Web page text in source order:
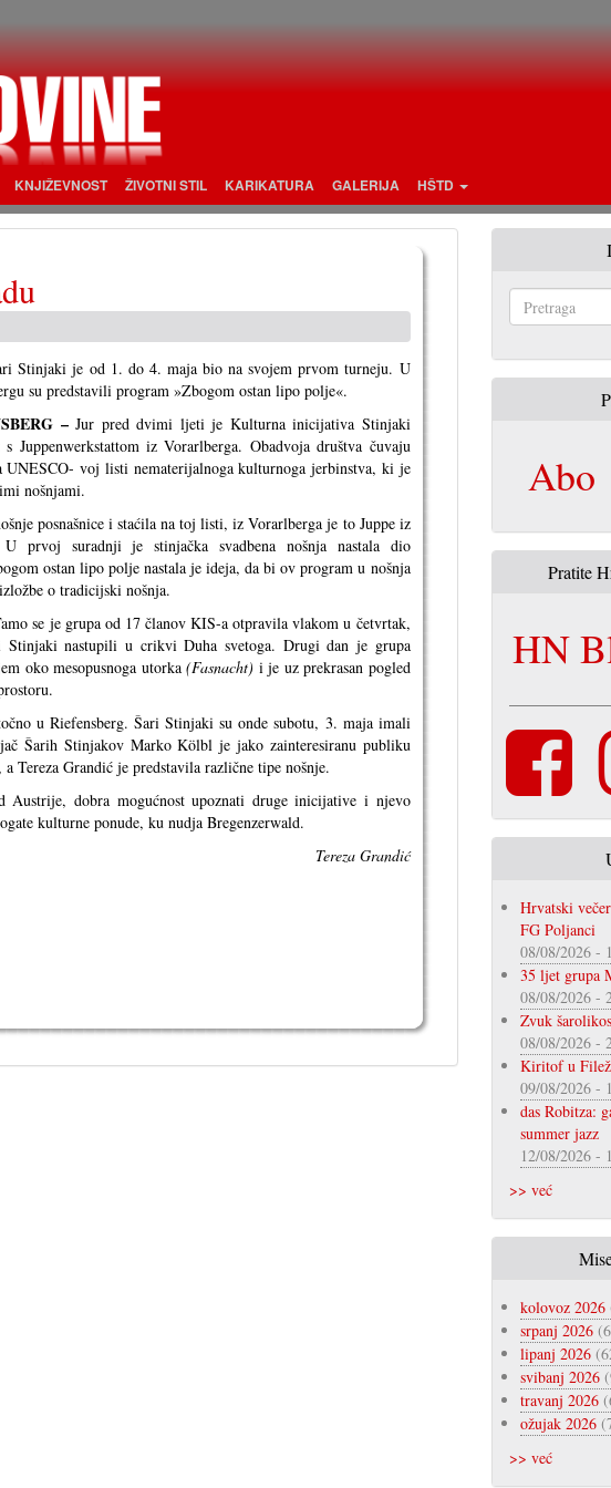
KNJIŽEVNOST ŽIVOTNI STIL KARIKATURA GALERIJA HŠTD
Stinjaki je od 1. do 4. maja bio na svojem prvom turneju. U
su predstavili program »Zbogom ostan lipo polje«.
–Jur pred dvimi ljeti je Kulturna inicijativa Stinjaki
Juppenwerkstattom iz Vorarlberga. Obadvoja društva čuvaju
UNESCO- voj listi nematerijalnoga kulturnoga jerbinstva, ki je
nošnjami.
posnašnice i staćila na toj listi, iz Vorarlberga je to Juppe iz
U prvoj suradnji je stinjačka svadbena nošnja nastala dio
ostan lipo polje nastala je ideja, da bi ov program u nošnja
o tradicijski nošnja.
se je grupa od 17 članov KIS-a otpravila vlakom u četvrtak,
nastupili u crikvi Duha svetoga. Drugi dan je grupa
oko mesopusnoga utorka(Fasnacht) i je uz prekrasan pogled
u Riefensberg. Šari Stinjaki su onde subotu, 3. maja imali
Šarih Stinjakov Marko Kölbl je jako zainteresiranu publiku
Tereza Grandić je predstavila različne tipe nošnje.
dobra mogućnost upoznati druge inicijative i njevo
kulturne ponude, ku nudja Bregenzerwald.
Tereza Grandić
Abo
Pratite
HN
Hrvatski
FG Poljanci
08/08/2026 -
35 ljet grupa
08/08/2026 -
Zvuk
08/08/2026 -
Kiritof u
09/08/2026 -
das Robitza:
summer jazz
12/08/2026 -
>> već
kolovoz 2026
srpanj 2026
lipanj 2026
svibanj 2026
travanj 2026
ožujak 2026
>> već